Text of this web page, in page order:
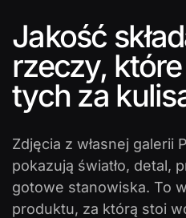
Jakość
rzeczy,
tych za
Zdjęcia z własnej galerii
pokazują światło, detal,
gotowe stanowiska. To
produktu, za którą stoi